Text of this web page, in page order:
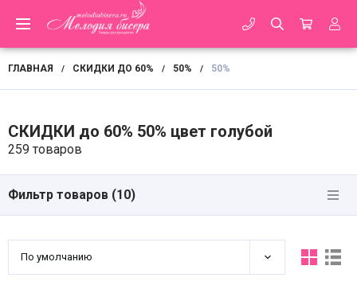
ГЛАВНАЯ / СКИДКИ ДО 60% / 50% / 50%
СКИДКИ до 60% 50% цвет голубой
259 товаров
Фильтр товаров (10)
По умолчанию